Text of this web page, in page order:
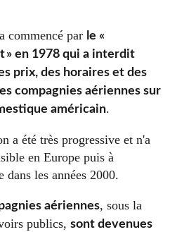
commencé par le «
» en 1978 qui a interdit
prix, des horaires et des
compagnies aériennes sur
américain.
a été très progressive et n'a
en Europe puis à
les années 2000.
aériennes, sous la
publics, sont devenues